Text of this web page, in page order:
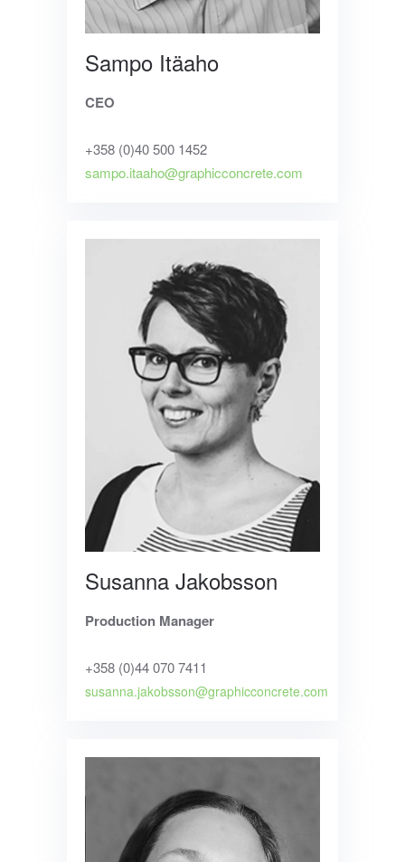
Sampo Itäaho
CEO
+358 (0)40 500 1452
sampo.itaaho@graphicconcrete.com
Susanna Jakobsson
Production Manager
+358 (0)44 070 7411
susanna.jakobsson@graphicconcrete.com